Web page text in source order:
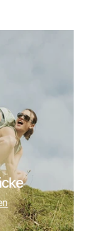
seit 2007
und
mit